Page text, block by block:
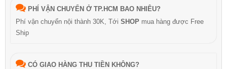
PHÍ VẬN CHUYỂN Ở TP.HCM BAO NHIÊU?
Phí vận chuyển nội thành 30K, Tới SHOP mua hàng được Free
Ship
CÓ GIAO HÀNG THU TIỀN KHÔNG?